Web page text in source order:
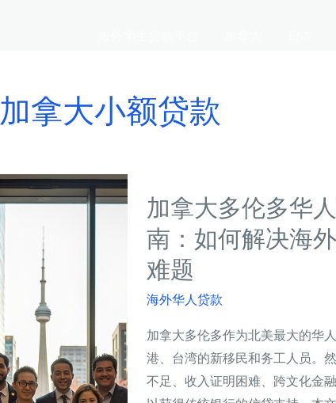
加拿大小额贷款
加拿大多伦多华
南：如何解决海
难题
海外华人贷款
加拿大多伦多作为北美最大的华
港、台湾的新移民和务工人员。
不足、收入证明困难、跨文化金